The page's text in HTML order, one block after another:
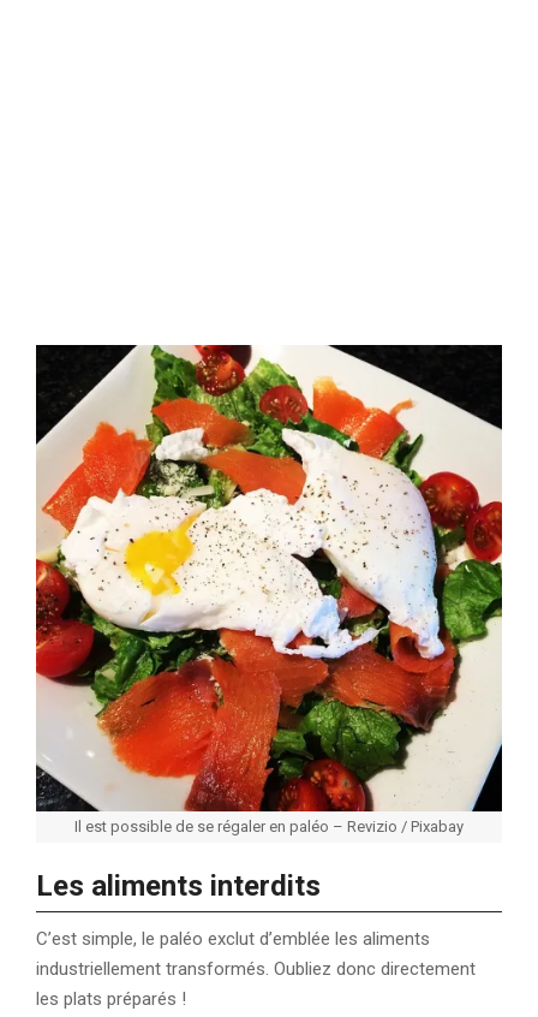
Il est possible de se régaler en paléo – Revizio / Pixabay
Les aliments interdits
C’est simple, le paléo exclut d’emblée les aliments
industriellement transformés. Oubliez donc directement
les plats préparés !